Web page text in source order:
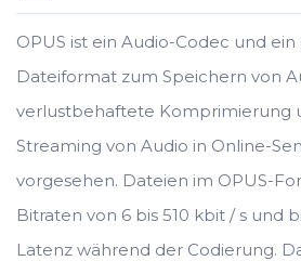
OPUS ist ein Audio-Codec und
Dateiformat zum Speichern von
verlustbehaftete Komprimierung
Streaming von Audio in Online-
vorgesehen. Dateien im OPUS-
Bitraten von 6 bis 510 kbit / s und
Latenz während der Codierung.